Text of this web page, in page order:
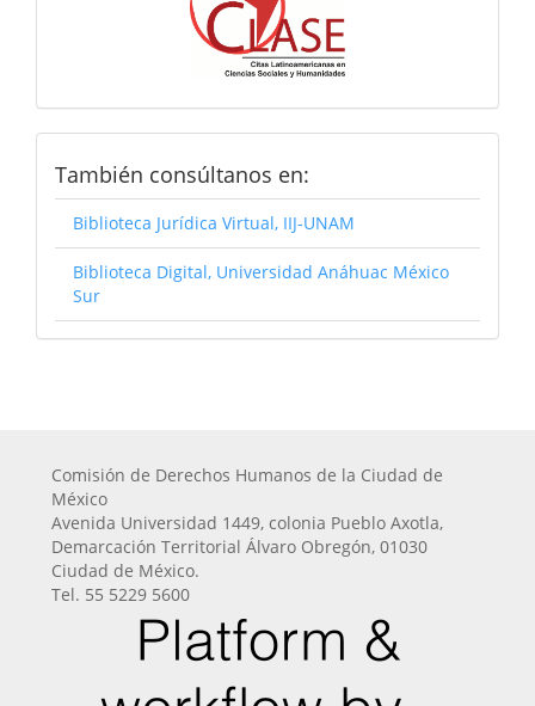
Consultanos
También consúltanos en:
Biblioteca Jurídica Virtual, IIJ-UNAM
Biblioteca Digital, Universidad Anáhuac México
Sur
Comisión de Derechos Humanos de la Ciudad de
México
Avenida Universidad 1449, colonia Pueblo Axotla,
Demarcación Territorial Álvaro Obregón, 01030
Ciudad de México.
Tel. 55 5229 5600